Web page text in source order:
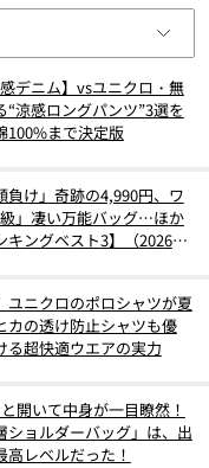
デニム】vsユニクロ・無
涼感ロングパンツ”3選を
100%まで決定版
負け」奇跡の4,990円、ワ
」凄い万能バッグ…ほか
キングベスト3】（2026年
ユニクロのポロシャツが夏
カの透け防止シャツも優
る超快適ウエアの実力
開いて中身が一目瞭然！
ショルダーバッグ」は、出
レベルだった！